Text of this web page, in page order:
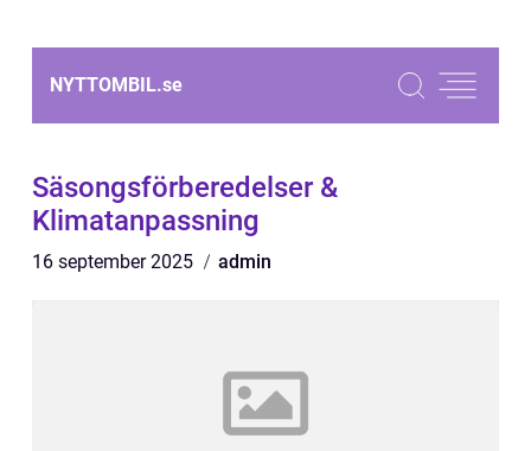
NYTTOMBIL.se
Säsongsförberedelser &
Klimatanpassning
16 september 2025 admin